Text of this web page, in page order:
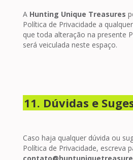
A Hunting Unique Treasures
Política de Privacidade a
que toda alteração na presente
será veiculada neste espaço.
11. Dúvidas e
Caso haja qualquer dúvida ou
Política de Privacidade, escreva